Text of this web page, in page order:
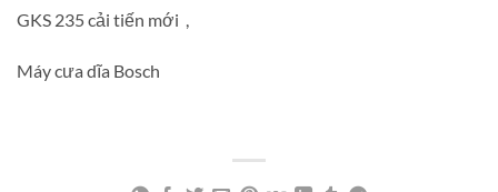
GKS 235 cải tiến mới ,
Máy cưa dĩa Bosch